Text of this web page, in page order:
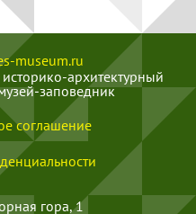
museum.ru
архитектурный
соглашение
гора, 1